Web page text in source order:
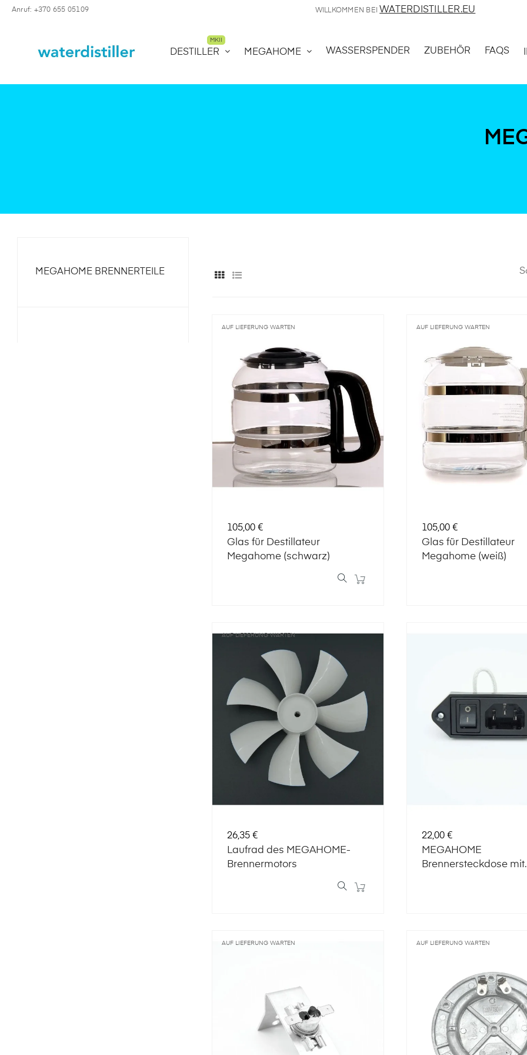
Anruf: +370 655 05109 WILLKOMMEN BEI WATERDISTILLER.EU
DESTILLER
MKII
MEGAHOME WASSERSPENDER ZUBEHÖR FAQS
MEGAHOME BRENNERTEILE
AUF LIEFERUNG WARTEN
Preis
105,00 €
Glas für Destillateur
Megahome (schwarz)
AUF LIEFERUNG WARTEN
Preis
105,00 €
Glas für Destillateur
Megahome (weiß)
AUF LIEFERUNG WARTEN
Preis
26,35 €
Laufrad des MEGAHOME-
Brennermotors
Preis
22,00 €
MEGAHOME
Brennersteckdose mit
AUF LIEFERUNG WARTEN AUF LIEFERUNG WARTEN